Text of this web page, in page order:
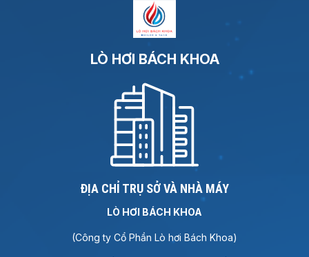
LÒ HƠI BÁCH KHOA
ĐỊA CHỈ TRỤ SỞ VÀ NHÀ MÁY
LÒ HƠI BÁCH KHOA
(Công ty Cổ Phần Lò hơi Bách Khoa)